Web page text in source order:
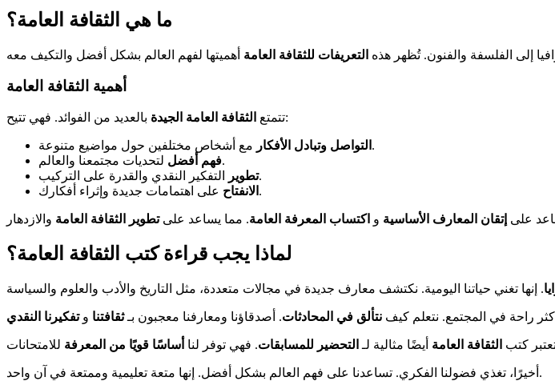
ما هي الثقافة العامة؟
إلى الفلسفة والفنون. تُظهر هذه التعريفات للثقافة العامة
أهمية الثقافة العامة
تتمتع الثقافة العامة الجيدة بالعديد من الفوائد. فهي تتيح:
التواصل وتبادل الأفكار مع أشخاص مختلفين حول مواضيع متنوعة.
فهم أفضللتحديات مجتمعنا والعالم.
تطويرالتفكير النقدي والقدرة على التركيب.
الانفتاح على اهتمامات جديدة وإثراء أفكارك.
على إتقان المعارف الأساسية و اكتساب المعرفة العامة. مما يساعد علىتطوير الثقافة العامة
لماذا يجب قراءة كتب الثقافة العامة؟
راحة في المجتمع. نتعلم كيف نتألق في المحادثات. أصدقاؤنا ومعارفنا معجبون بـثقافتنا وتفكيرنا النقدي
كتب الثقافة العامة أيضًا مثالية لـ التحضير للمسابقات. فهي توفر لنا أساسًا قويًا من المعرفة
أخيرًا، تغذي فضولنا الفكري. تساعدنا على فهم العالم بشكل أفضل. إنها متعة تعليمية وممتعة في آن واحد.